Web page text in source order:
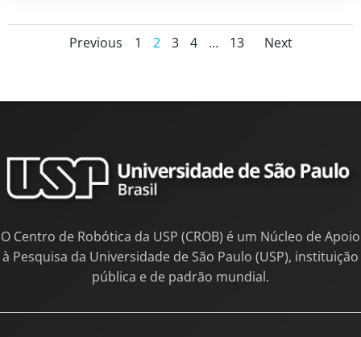
Previous 1 2 3 4 … 13 Next
O Centro de Robótica da USP (CROB) é um Núcleo de Apoio
à Pesquisa da Universidade de São Paulo (USP), instituição
pública e de padrão mundial.